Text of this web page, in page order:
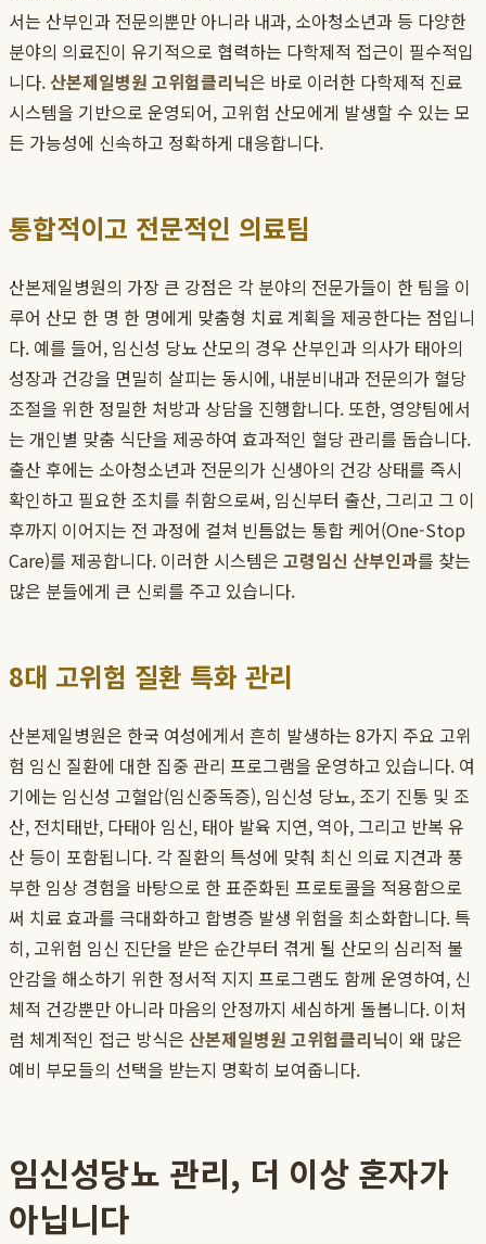
서는 산부인과 전문의뿐만 아니라 내과, 소아청소년과 등 다양한
분야의 의료진이 유기적으로 협력하는 다학제적 접근이 필수적입
니다. 산본제일병원 고위험클리닉은 바로 이러한 다학제적 진료
시스템을 기반으로 운영되어, 고위험 산모에게 발생할 수 있는 모
든 가능성에 신속하고 정확하게 대응합니다.
통합적이고 전문적인 의료팀
산본제일병원의 가장 큰 강점은 각 분야의 전문가들이 한 팀을 이
루어 산모 한 명 한 명에게 맞춤형 치료 계획을 제공한다는 점입니
다. 예를 들어, 임신성 당뇨 산모의 경우 산부인과 의사가 태아의
성장과 건강을 면밀히 살피는 동시에, 내분비내과 전문의가 혈당
조절을 위한 정밀한 처방과 상담을 진행합니다. 또한, 영양팀에서
는 개인별 맞춤 식단을 제공하여 효과적인 혈당 관리를 돕습니다.
출산 후에는 소아청소년과 전문의가 신생아의 건강 상태를 즉시
확인하고 필요한 조치를 취함으로써, 임신부터 출산, 그리고 그 이
후까지 이어지는 전 과정에 걸쳐 빈틈없는 통합 케어(One-Stop
Care)를 제공합니다. 이러한 시스템은 고령임신 산부인과를 찾는
많은 분들에게 큰 신뢰를 주고 있습니다.
8대 고위험 질환 특화 관리
산본제일병원은 한국 여성에게서 흔히 발생하는 8가지 주요 고위
험 임신 질환에 대한 집중 관리 프로그램을 운영하고 있습니다. 여
기에는 임신성 고혈압(임신중독증), 임신성 당뇨, 조기 진통 및 조
산, 전치태반, 다태아 임신, 태아 발육 지연, 역아, 그리고 반복 유
산 등이 포함됩니다. 각 질환의 특성에 맞춰 최신 의료 지견과 풍
부한 임상 경험을 바탕으로 한 표준화된 프로토콜을 적용함으로
써 치료 효과를 극대화하고 합병증 발생 위험을 최소화합니다. 특
히, 고위험 임신 진단을 받은 순간부터 겪게 될 산모의 심리적 불
안감을 해소하기 위한 정서적 지지 프로그램도 함께 운영하여, 신
체적 건강뿐만 아니라 마음의 안정까지 세심하게 돌봅니다. 이처
럼 체계적인 접근 방식은 산본제일병원 고위험클리닉이 왜 많은
예비 부모들의 선택을 받는지 명확히 보여줍니다.
임신성당뇨 관리, 더 이상 혼자가
아닙니다